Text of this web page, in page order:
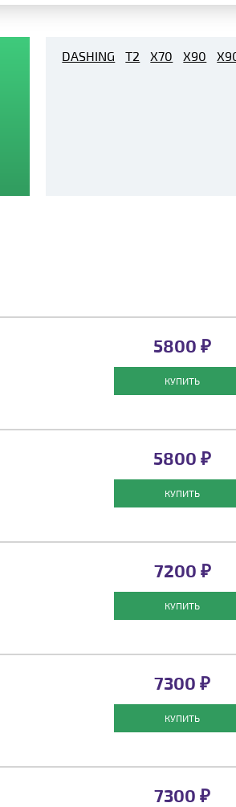
DASHING T2 X70 X90
5800 ₽
КУПИТЬ
5800 ₽
КУПИТЬ
7200 ₽
КУПИТЬ
7300 ₽
КУПИТЬ
7300 ₽